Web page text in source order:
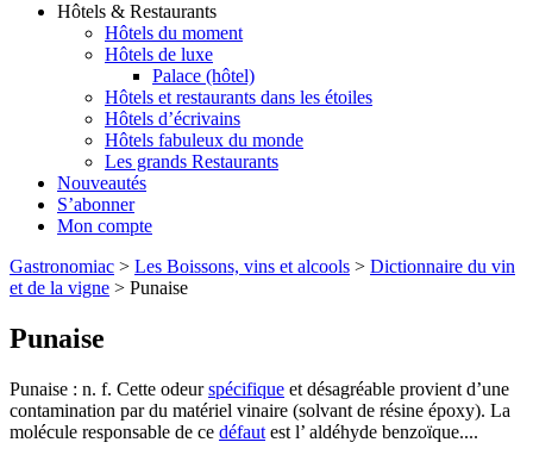
Hôtels & Restaurants
Hôtels du moment
Hôtels de luxe
Palace (hôtel)
Hôtels et restaurants dans les étoiles
Hôtels d’écrivains
Hôtels fabuleux du monde
Les grands Restaurants
Nouveautés
S’abonner
Mon compte
Gastronomiac > Les Boissons, vins et alcools > Dictionnaire du vin
et de la vigne > Punaise
Punaise
Punaise : n. f. Cette odeurspécifique et désagréable provient d’une
contamination par du matériel vinaire (solvant de résine époxy). La
molécule responsable de ce défaut est l’ aldéhyde benzoïque....